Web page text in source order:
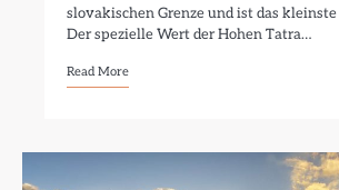
slovakischen Grenze und ist das kleinste
Der spezielle Wert der Hohen Tatra…
Read More